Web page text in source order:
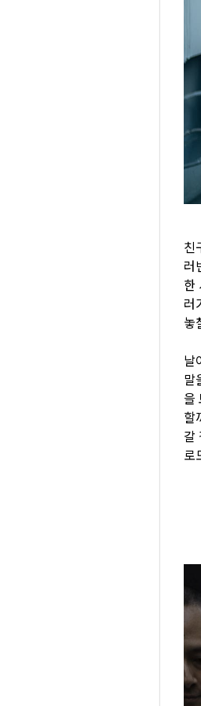
친
러
한
러
놓
날
말
을
할
갈
로